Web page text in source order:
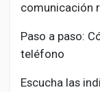
comunicación
Paso a paso:
teléfono
Escucha las